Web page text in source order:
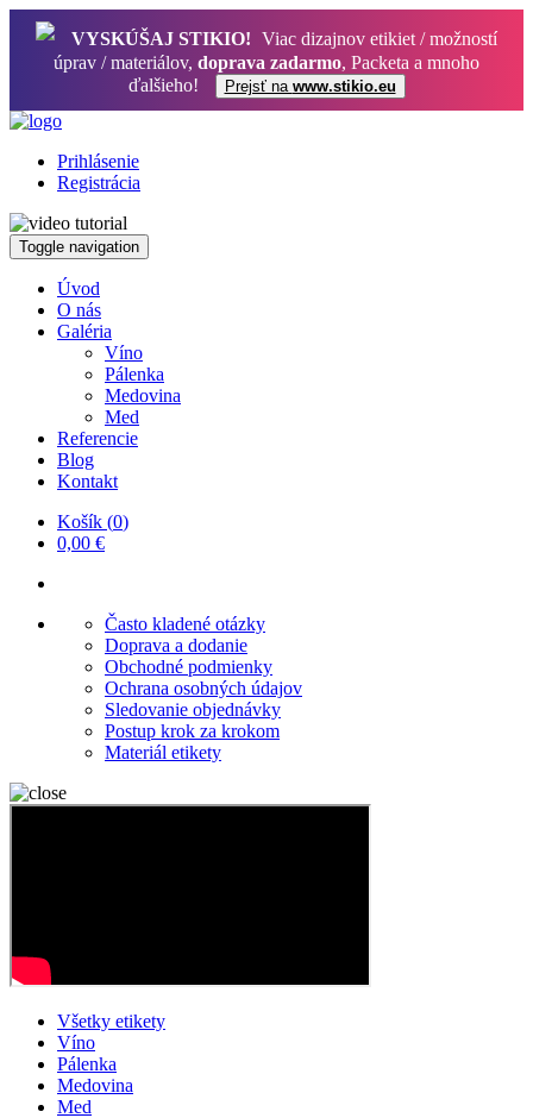
VYSKÚŠAJ STIKIO! Viac dizajnov etikiet / možností
úprav / materiálov, doprava zadarmo, Packeta a mnoho
ďalšieho!
Prejsť na www.stikio.eu
Prihlásenie
Registrácia
Toggle navigation
Úvod
O nás
Galéria
Víno
Pálenka
Medovina
Med
Referencie
Blog
Kontakt
Košík (0)
0,00 €
Často kladené otázky
Doprava a dodanie
Obchodné podmienky
Ochrana osobných údajov
Sledovanie objednávky
Postup krok za krokom
Materiál etikety
Všetky etikety
Víno
Pálenka
Medovina
Med